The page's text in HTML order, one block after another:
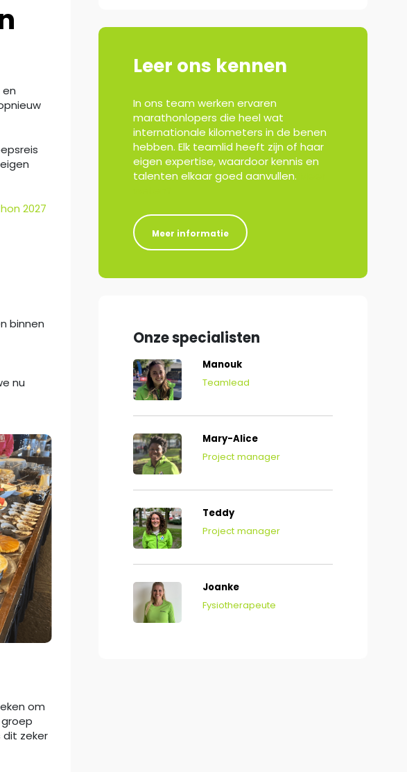
en
2027
binnen
nu
om
dit zeker
Leer ons kennen
In ons team werken ervaren
marathonlopers die heel wat
internationale kilometers in de benen
hebben. Elk teamlid heeft zijn of haar
eigen expertise, waardoor kennis en
talenten elkaar goed aanvullen.
Meer informatie
Onze specialisten
Manouk
Teamlead
Mary-Alice
Project manager
Teddy
Project manager
Joanke
Fysiotherapeute